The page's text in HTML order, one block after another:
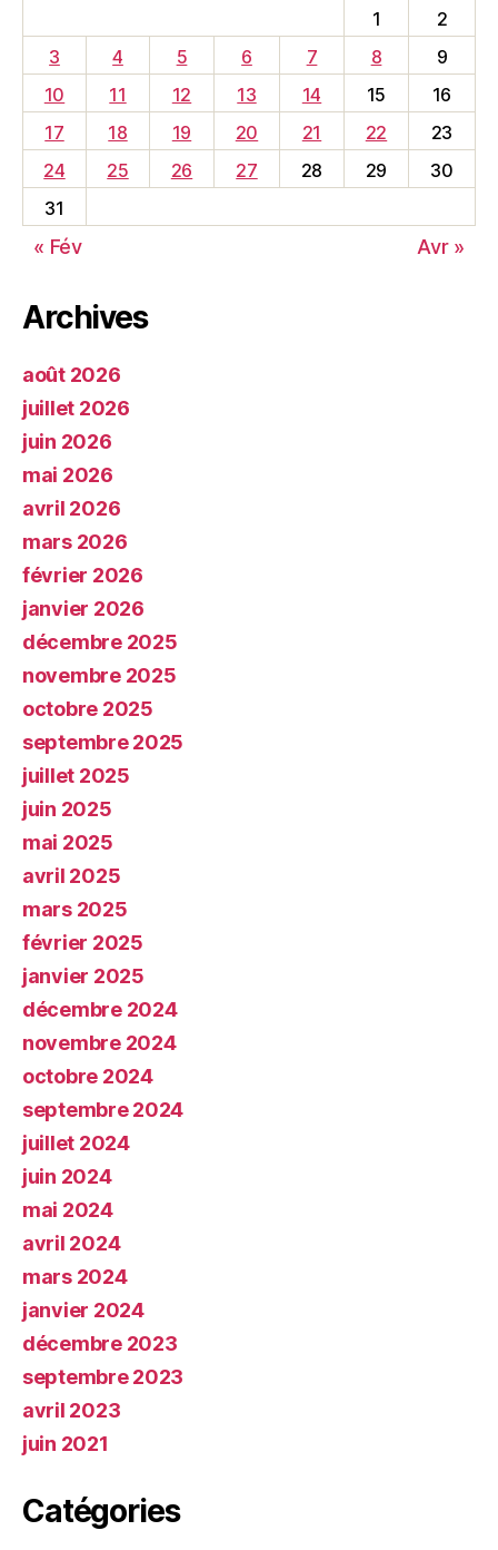
1
2
3
4 5 6 7 8
9
10
11 12 13 14 15
16
17
18 19 20 21 22
23
24
25 26 27 28 29
30
31
« Fév Avr »
Archives
août 2026
juillet 2026
juin 2026
mai 2026
avril 2026
mars 2026
février 2026
janvier 2026
décembre 2025
novembre 2025
octobre 2025
septembre 2025
juillet 2025
juin 2025
mai 2025
avril 2025
mars 2025
février 2025
janvier 2025
décembre 2024
novembre 2024
octobre 2024
septembre 2024
juillet 2024
juin 2024
mai 2024
avril 2024
mars 2024
janvier 2024
décembre 2023
septembre 2023
avril 2023
juin 2021
Catégories